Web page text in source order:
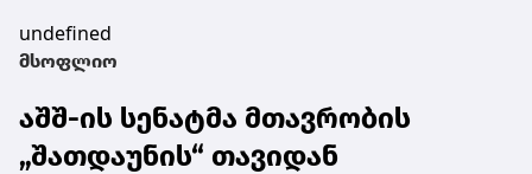
undefined
მსოფლიო
აშშ-ის სენატმა მთავრობის
„შათდაუნის“ თავიდან